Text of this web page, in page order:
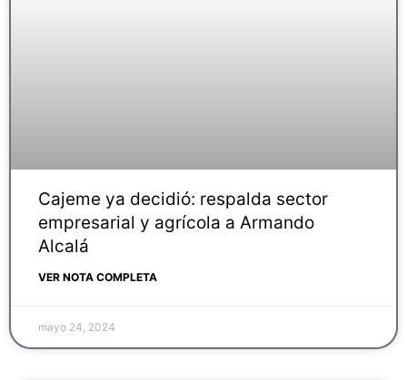
Cajeme ya decidió: respalda sector
empresarial y agrícola a Armando
Alcalá
VER NOTA COMPLETA
mayo 24, 2024